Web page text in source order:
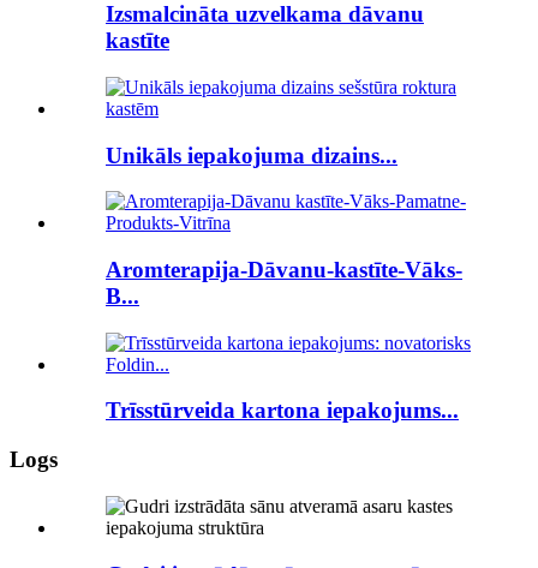
Izsmalcināta uzvelkama dāvanu
kastīte
Unikāls iepakojuma dizains...
Aromterapija-Dāvanu-kastīte-Vāks-
B...
Trīsstūrveida kartona iepakojums...
Logs